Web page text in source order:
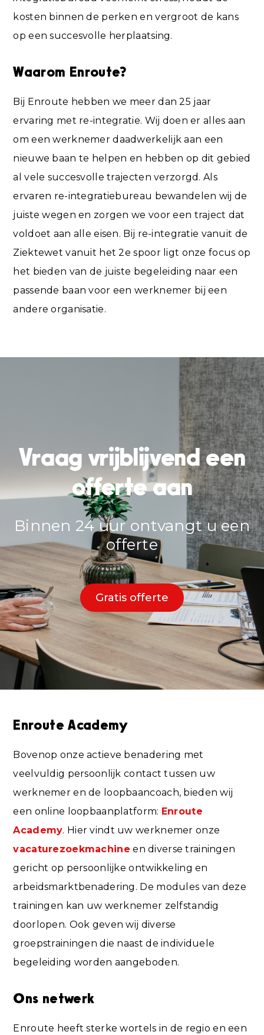
kosten binnen de perken en vergroot de kans
op een succesvolle herplaatsing.
Waarom Enroute?
Bij Enroute hebben we meer dan 25 jaar
ervaring met re-integratie. Wij doen er alles aan
om een werknemer daadwerkelijk aan een
nieuwe baan te helpen en hebben op dit gebied
al vele succesvolle trajecten verzorgd. Als
ervaren re-integratiebureau bewandelen wij de
juiste wegen en zorgen we voor een traject dat
voldoet aan alle eisen. Bij re-integratie vanuit de
Ziektewet vanuit het 2e spoor ligt onze focus op
het bieden van de juiste begeleiding naar een
passende baan voor een werknemer bij een
andere organisatie.
Vraag vrijblijvend een
offerte aan
Binnen 24 uur ontvangt u een
offerte
Gratis offerte
Enroute Academy
Bovenop onze actieve benadering met
veelvuldig persoonlijk contact tussen uw
werknemer en de loopbaancoach, bieden wij
een online loopbaanplatform: Enroute
Academy. Hier vindt uw werknemer onze
vacaturezoekmachine en diverse trainingen
gericht op persoonlijke ontwikkeling en
arbeidsmarktbenadering. De modules van deze
trainingen kan uw werknemer zelfstandig
doorlopen. Ook geven wij diverse
groepstrainingen die naast de individuele
begeleiding worden aangeboden.
Ons netwerk
Enroute heeft sterke wortels in de regio en een